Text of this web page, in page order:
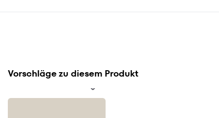
Vorschläge zu diesem Produkt